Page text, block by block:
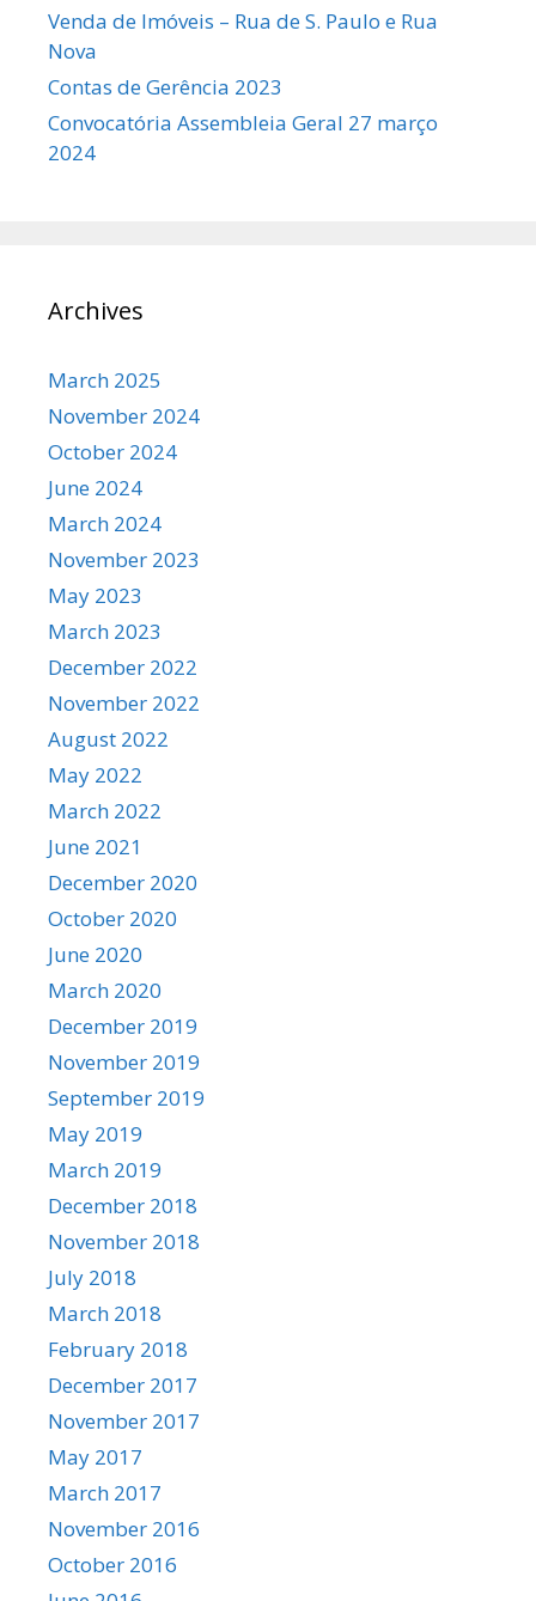
Venda de Imóveis – Rua de S. Paulo e Rua
Nova
Contas de Gerência 2023
Convocatória Assembleia Geral 27 março
2024
Archives
March 2025
November 2024
October 2024
June 2024
March 2024
November 2023
May 2023
March 2023
December 2022
November 2022
August 2022
May 2022
March 2022
June 2021
December 2020
October 2020
June 2020
March 2020
December 2019
November 2019
September 2019
May 2019
March 2019
December 2018
November 2018
July 2018
March 2018
February 2018
December 2017
November 2017
May 2017
March 2017
November 2016
October 2016